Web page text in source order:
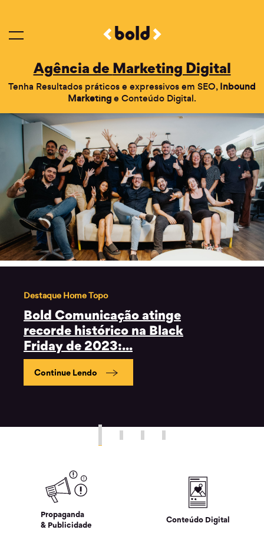
Agência de Marketing Digital
Tenha Resultados práticos e expressivos em SEO,Inbound
Marketinge Conteúdo Digital.
Conteúdo Digital
Qual a melhor ferramenta de
atendimento whatsapp e CRM
para...
Continue Lendo
Propaganda
& Publicidade
Conteúdo Digital